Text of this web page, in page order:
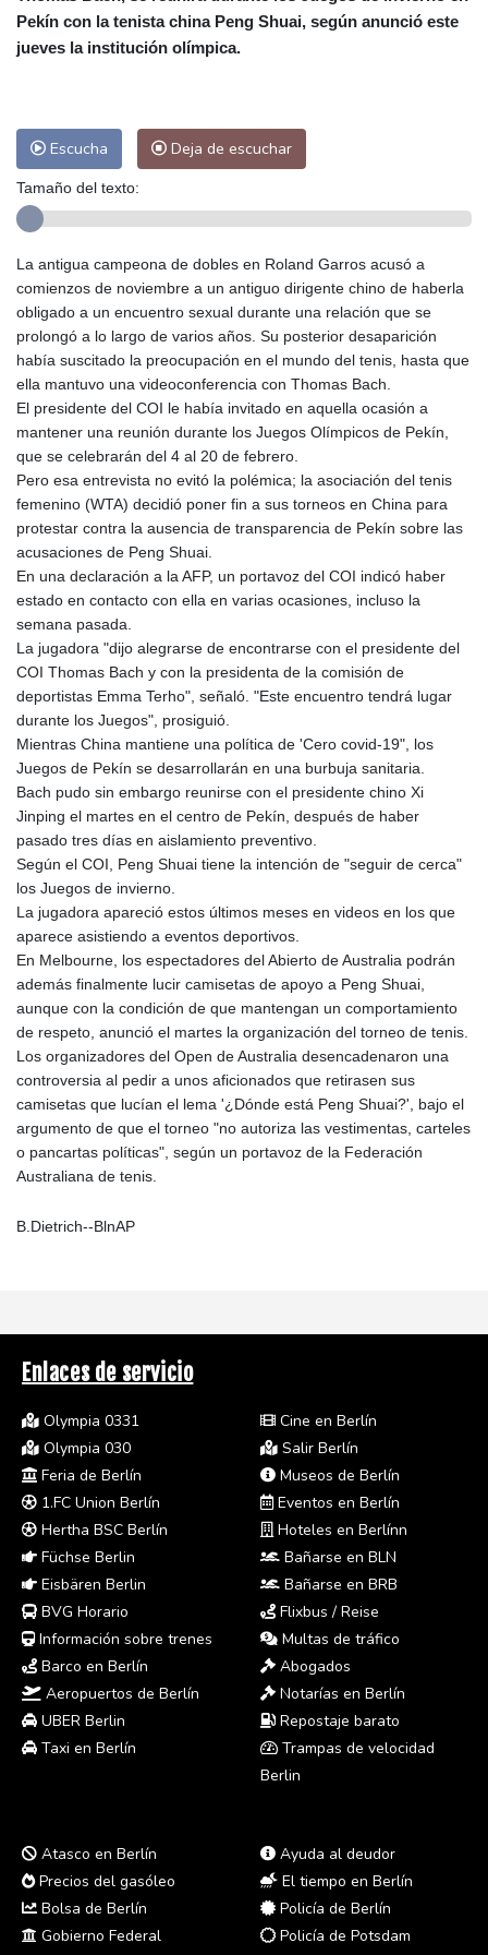
Málaga
27 °C Murcia
29 °C
Las Palmas de Gran Canaria
San José
31 °C Asunción
Panama City
Pekín con la tenista china Peng Shuai, según anunció este
jueves la institución olímpica.
Escucha Deja de escuchar
Tamaño del texto:
La antigua campeona de dobles en Roland Garros acusó a
comienzos de noviembre a un antiguo dirigente chino de haberla
obligado a un encuentro sexual durante una relación que se
prolongó a lo largo de varios años. Su posterior desaparición
había suscitado la preocupación en el mundo del tenis, hasta que
ella mantuvo una videoconferencia con Thomas Bach.
El presidente del COI le había invitado en aquella ocasión a
mantener una reunión durante los Juegos Olímpicos de Pekín,
que se celebrarán del 4 al 20 de febrero.
Pero esa entrevista no evitó la polémica; la asociación del tenis
femenino (WTA) decidió poner fin a sus torneos en China para
protestar contra la ausencia de transparencia de Pekín sobre las
acusaciones de Peng Shuai.
En una declaración a la AFP, un portavoz del COI indicó haber
estado en contacto con ella en varias ocasiones, incluso la
semana pasada.
La jugadora "dijo alegrarse de encontrarse con el presidente del
COI Thomas Bach y con la presidenta de la comisión de
deportistas Emma Terho", señaló. "Este encuentro tendrá lugar
durante los Juegos", prosiguió.
Mientras China mantiene una política de 'Cero covid-19", los
Juegos de Pekín se desarrollarán en una burbuja sanitaria.
Bach pudo sin embargo reunirse con el presidente chino Xi
Jinping el martes en el centro de Pekín, después de haber
pasado tres días en aislamiento preventivo.
Según el COI, Peng Shuai tiene la intención de "seguir de cerca"
los Juegos de invierno.
La jugadora apareció estos últimos meses en videos en los que
aparece asistiendo a eventos deportivos.
En Melbourne, los espectadores del Abierto de Australia podrán
además finalmente lucir camisetas de apoyo a Peng Shuai,
aunque con la condición de que mantengan un comportamiento
de respeto, anunció el martes la organización del torneo de tenis.
Los organizadores del Open de Australia desencadenaron una
controversia al pedir a unos aficionados que retirasen sus
camisetas que lucían el lema '¿Dónde está Peng Shuai?', bajo el
argumento de que el torneo "no autoriza las vestimentas, carteles
o pancartas políticas", según un portavoz de la Federación
Australiana de tenis.
B.Dietrich--BlnAP
Enlaces de servicio
Olympia 0331
Olympia 030
Feria de Berlín
1.FC Union Berlín
Hertha BSC Berlín
Füchse Berlin
Eisbären Berlin
BVG Horario
Información sobre trenes
Barco en Berlín
Aeropuertos de Berlín
UBER Berlin
Taxi en Berlín
Cine en Berlín
Salir Berlín
Museos de Berlín
Eventos en Berlín
Hoteles en Berlínn
Bañarse en BLN
Bañarse en BRB
Flixbus / Reise
Multas de tráfico
Abogados
Notarías en Berlín
Repostaje barato
Trampas de velocidad
Berlin
Atasco en Berlín
Precios del gasóleo
Bolsa de Berlín
Gobierno Federal
Ayuda al deudor
El tiempo en Berlín
Policía de Berlín
Policía de Potsdam